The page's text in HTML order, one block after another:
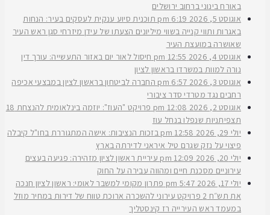
באורח בינוני ברחוב ירושלים
אוגוסט 5, 2026
6:19 pm
תוכנית סיוע ענקית לעסקים בעיר: הנחות
באגרות ותווי קנייה בשווי מיליונים הצעתו של עידן מיזרחי סגן ראש העיר
שאושרה במועצת העיר
אוגוסט 4, 2026
12:55 pm
חיסול לאור יום באזור התעשייה: עורך דין
נורה למוות במשרדו בראשון לציון
אוגוסט 3, 2026
6:57 pm
החברה לביטחון בראשון לציון במבצעי אכיפה
רחבים נגד מטרדי סדר ציבורי
אוגוסט 2, 2026
12:08 pm
פרויקט "העוז": יוזמה בינלאומית להנצחת 18
תצפיתניות שנפלו בנחל עוז
יולי 29, 2026
12:58 pm
בזכות הנציבות: אישה המתגוררת בחו"ל קיבלה
פיצוי על נזק שגרם טיל איראני לדירתה בארץ
יולי 20, 2026
12:09 pm
עיריית ראשון לציון מזהירה: פגיעה בעצים
עירוניים מסכנת חיים ומהווה עבירה על החוק
יולי 17, 2026
5:47 pm
פתרון מקומי למשבר לאומי: ראשון לציון חנכה
את תש״ח 2 פרויקט עירוני להשכרה ארוכת טווח של דירות במחיר מוזל
במעמד ראש העירייה רז קינסטליך